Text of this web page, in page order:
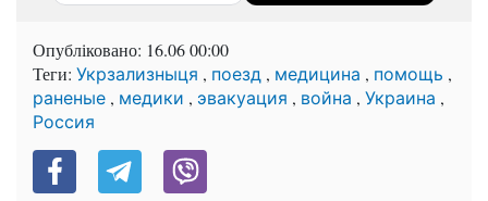
Опубліковано: 16.06 00:00
Теги: Укрзализныця , поезд , медицина , помощь ,
раненые , медики , эвакуация , война , Украина ,
Россия